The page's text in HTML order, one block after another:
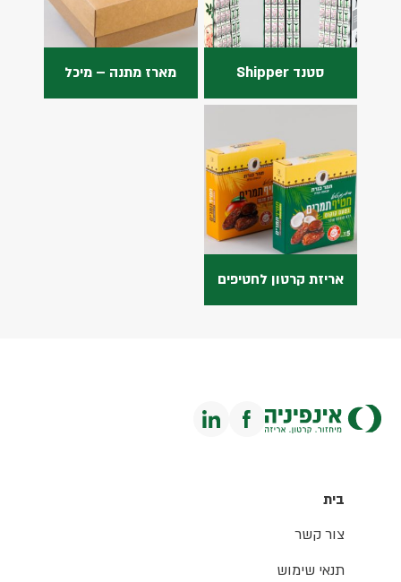
סטנד Shipper מארז מתנה – מיכל
אריזת קרטון לחטיפים
בית
צור קשר
תנאי שימוש